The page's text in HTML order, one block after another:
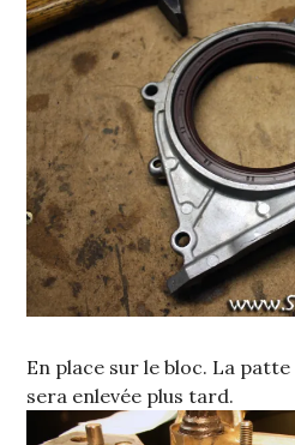
En place sur le bloc. La
sera enlevée plus tard.